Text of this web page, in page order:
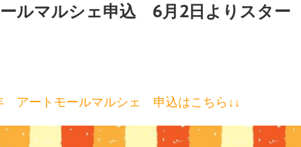
ルマルシェ申込 6月2日よりスター
アートモールマルシェ 申込はこちら↓↓